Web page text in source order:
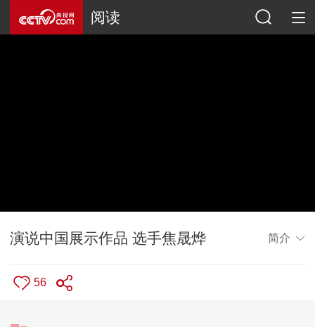
阅读
演说中国展示作品 选手焦晟烨 简介
56